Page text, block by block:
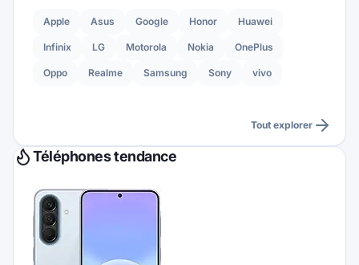
Apple Asus Google Honor Huawei
Infinix LG Motorola Nokia OnePlus
Oppo Realme Samsung Sony vivo
Tout explorer
Téléphones tendance